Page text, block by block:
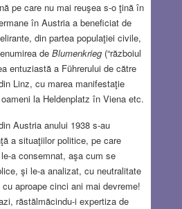
pe care nu mai reuşea s-o ţină în
în Austria a beneficiat de
din partea populaţiei civile,
de Blumenkrieg(“războiul
entuziastă a Führerului de către
Linz, cu marea manifestaţie
la Heldenplatz în Viena etc.
Austria anului 1938 s-au
a situaţiilor politice, pe care
a consemnat, aşa cum se
şi le-a analizat, cu neutralitate
aproape cinci ani mai devreme!
răstălmăcindu-i expertiza de